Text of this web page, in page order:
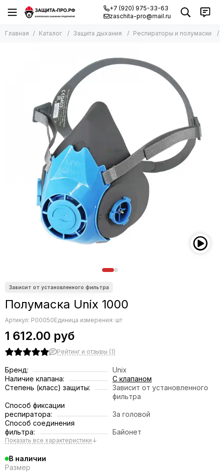
+7 (920) 975-33-63
zaschita-pro@mail.ru
Главная Каталог Защита дыхания Респираторы и полумаски
Полумаска Unix 1000
Артикул: P00050Единица измерения: шт
1 612.00 руб
Рейтинг и отзывы (1)
Бренд:
Unix
Наличие клапана:
С клапаном
Степень (класс) защиты:
Зависит от установленного
фильтра
Способ фиксации
респиратора:
За головой
Способ соединения
фильтра:
Байонет
Показать все характеристики ↓
В наличии
Размер